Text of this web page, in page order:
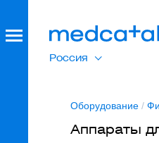
Россия
Оборудование /
Аппараты